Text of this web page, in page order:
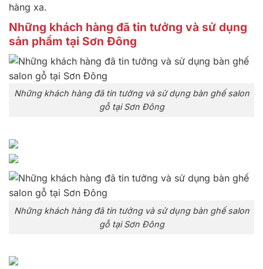
hàng xa.
Những khách hàng đã tin tưởng và sử dụng
sản phẩm tại Sơn Đông
Những khách hàng đã tin tưởng và sử dụng bàn ghế salon
gỗ tại Sơn Đông
Những khách hàng đã tin tưởng và sử dụng bàn ghế salon
gỗ tại Sơn Đông